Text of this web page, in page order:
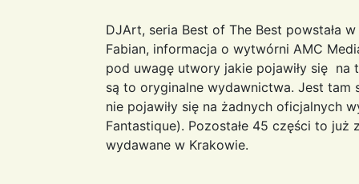
DJArt, seria Best of The Best powstała
Fabian, informacja o wytwórni AMC
pod uwagę utwory jakie pojawiły się na
są to oryginalne wydawnictwa. Jest
nie pojawiły się na żadnych oficjalnych
Fantastique). Pozostałe 45 części to
wydawane w Krakowie.